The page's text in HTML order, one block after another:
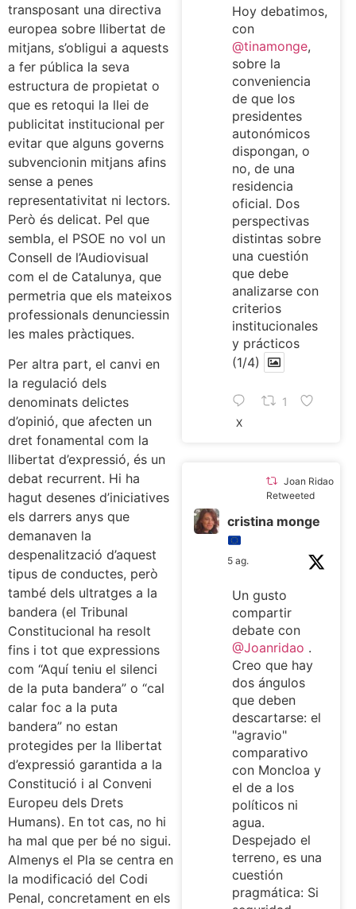
transposant una directiva
europea sobre llibertat de
mitjans, s’obligui a aquests
a fer pública la seva
estructura de propietat o
que es retoqui la llei de
publicitat institucional per
evitar que alguns governs
subvencionin mitjans afins
sense a penes
representativitat ni lectors.
Però és delicat. Pel que
sembla, el PSOE no vol un
Consell de l’Audiovisual
com el de Catalunya, que
permetria que els mateixos
professionals denunciessin
les males pràctiques.
Per altra part, el canvi en
la regulació dels
denominats delictes
d’opinió, que afecten un
dret fonamental com la
llibertat d’expressió, és un
debat recurrent. Hi ha
hagut desenes d’iniciatives
els darrers anys que
demanaven la
despenalització d’aquest
tipus de conductes, però
també dels ultratges a la
bandera (el Tribunal
Constitucional ha resolt
fins i tot que expressions
com “Aquí teniu el silenci
de la puta bandera” o “cal
calar foc a la puta
bandera” no estan
protegides per la llibertat
d’expressió garantida a la
Constitució i al Conveni
Europeu dels Drets
Humans). En tot cas, no hi
ha mal que per bé no sigui.
Almenys el Pla se centra en
la modificació del Codi
Penal, concretament en els
Hoy debatimos,
con
@tinamonge,
sobre la
conveniencia
de que los
presidentes
autonómicos
dispongan, o
no, de una
residencia
oficial. Dos
perspectivas
distintas sobre
una cuestión
que debe
analizarse con
criterios
institucionales
y prácticos
(1/4)
1
X
Joan Ridao
Retweeted
cristina monge
5 ag.
Un gusto
compartir
debate con
@Joanridao .
Creo que hay
dos ángulos
que deben
descartarse: el
"agravio"
comparativo
con Moncloa y
el de a los
políticos ni
agua.
Despejado el
terreno, es una
cuestión
pragmática: Si